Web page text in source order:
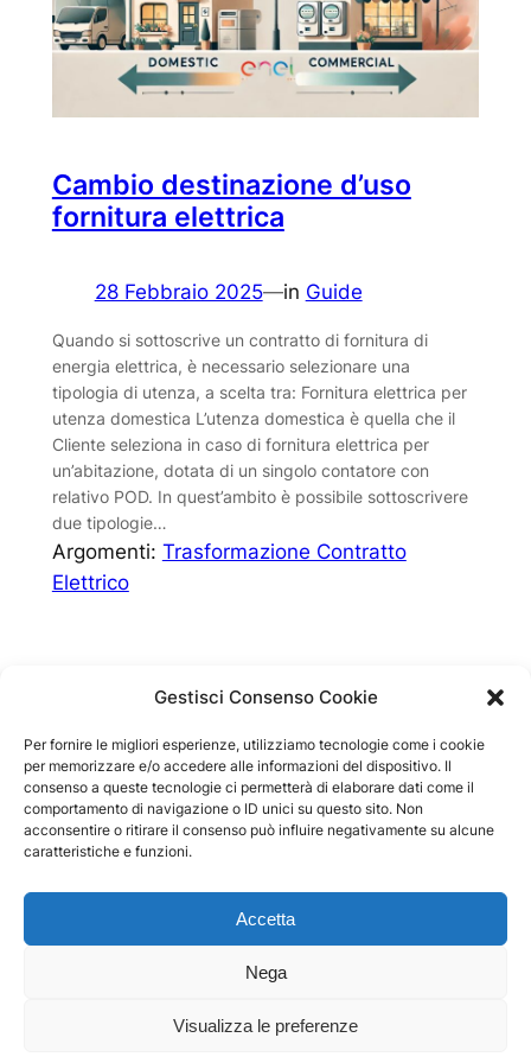
Gestisci Consenso Cookie
Per fornire le migliori esperienze, utilizziamo tecnologie come i cookie
per memorizzare e/o accedere alle informazioni del dispositivo. Il
consenso a queste tecnologie ci permetterà di elaborare dati come il
comportamento di navigazione o ID unici su questo sito. Non
acconsentire o ritirare il consenso può influire negativamente su alcune
caratteristiche e funzioni.
Accetta
Nega
Visualizza le preferenze
Cambio destinazione d’uso
fornitura elettrica
28 Febbraio 2025—in Guide
Quando si sottoscrive un contratto di fornitura di
energia elettrica, è necessario selezionare una
tipologia di utenza, a scelta tra: Fornitura elettrica per
utenza domestica L’utenza domestica è quella che il
Cliente seleziona in caso di fornitura elettrica per
un’abitazione, dotata di un singolo contatore con
relativo POD. In quest’ambito è possibile sottoscrivere
due tipologie…
Argomenti: Trasformazione Contratto
Elettrico
Energia Luce e Gas
Tematiche
Gas
Guide
Privacy
Cookie Policy
Contatti
SEOT srl – Via Aldo Moro, 8 – 20090, Buccinasco (MI)